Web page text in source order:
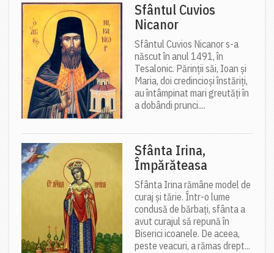
Sfântul Cuvios
Nicanor
Sfântul Cuvios Nicanor s-a
născut în anul 1491, în
Tesalonic. Părinții săi, Ioan și
Maria, doi credincioși înstăriți,
au întâmpinat mari greutăți în
a dobândi prunci....
Sfânta Irina,
Împărăteasa
Sfânta Irina rămâne model de
curaj și tărie. Într-o lume
condusă de bărbați, sfânta a
avut curajul să repună în
Biserici icoanele. De aceea,
peste veacuri, a rămas drept...